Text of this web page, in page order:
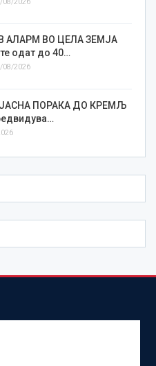
АЛАРМ ВО ЦЕЛА ЗЕМЈА
одат до 40…
08/2026
ЈАСНА ПОРАКА ДО КРЕМЉ